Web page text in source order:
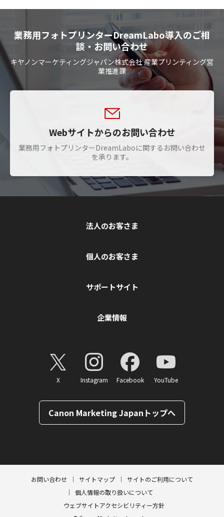
業務用フォトプリンターDreamLabo導入のご相
談・お問い合わせ
キヤノンマーケティングジャパン株式会社 産業プリンティング営
業推進課
Webサイトからのお問い合わせ
業務用フォトプリンターDreamLaboに関するお問い合わせ
を承ります。
法人のお客さま
個人のお客さま
サポートサイト
企業情報
X Instagram Facebook YouTube
Canon Marketing Japanトップへ
お問い合わせ サイトマップ
サイトのご利用について
個人情報の取り扱いについて
ウェブサイトアクセシビリティー方針